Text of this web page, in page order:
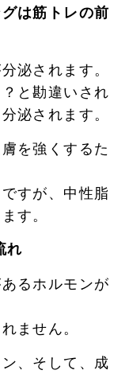
は筋トレの前
泌されます。
と勘違いされ
泌されます。
を強くするた
すが、中性脂
す。
れ
るホルモンが
ません。
、そして、成